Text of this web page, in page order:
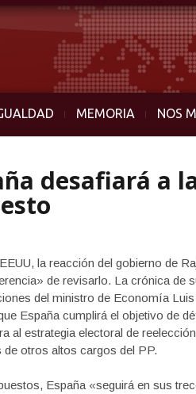
MEMORIA NOS
desafiará a
la reacción del gobierno de
de revisarlo. La crónica de
del ministro de Economía
España cumplirá el objetivo de
al estrategia electoral de
otros altos cargos del PP.
España «seguirá en sus